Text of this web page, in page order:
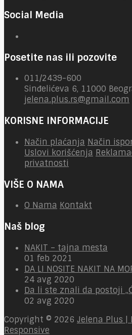
Social Media
Posetite nas ili pozovite
011/2439-600
Sinđelićeva 6, 11000
jelena.plus.rs@gmail.com
KORISNE INFORMACIJE
Način plaćanja Način
Uslovi korišćenja
privatnosti
VIŠE O NAMA
O Nama Kontakt
Naš blog
NAKIT – tajna mesta
01 feb 2021
DA LI NOSITE NAKIT NA
24 avg 2020
Da li ste znali da postoji
02 avg 2020
Copyright © 2026 Jelena Plus |
Responsive